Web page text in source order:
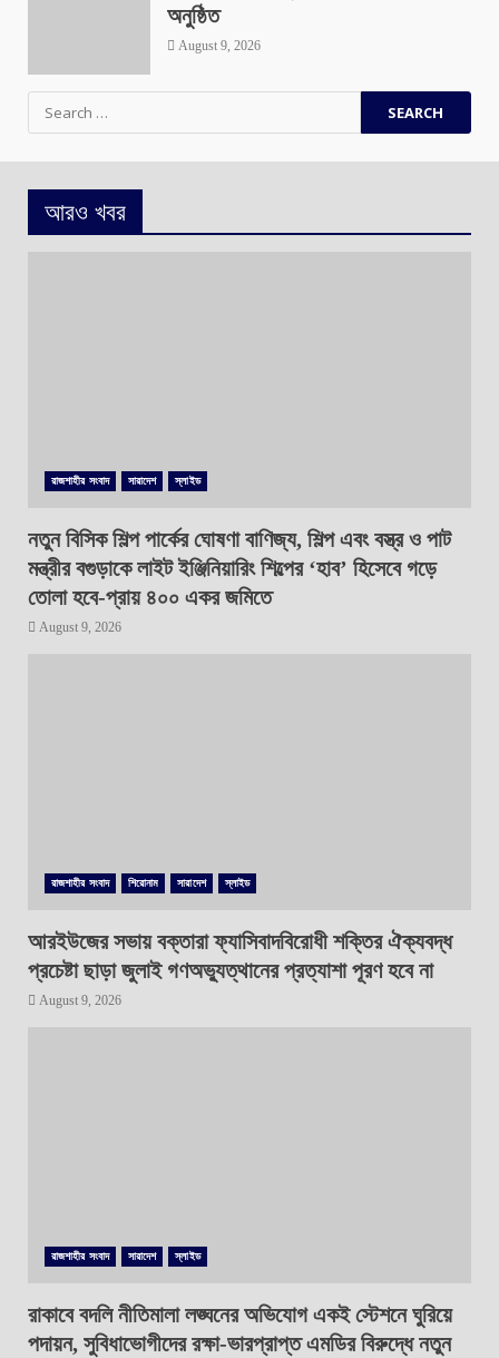
অনুষ্ঠিত
August 9, 2026
for:
আরও খবর
রাজশাহীর সংবাদ সারাদেশ স্লাইড
নতুন বিসিক শিল্প পার্কের ঘোষণা বাণিজ্য, শিল্প এবং বস্ত্র ও পাট
মন্ত্রীর বগুড়াকে লাইট ইঞ্জিনিয়ারিং শিল্পের ‘হাব’ হিসেবে গড়ে
তোলা হবে-প্রায় ৪০০ একর জমিতে
August 9, 2026
রাজশাহীর সংবাদ শিরোনাম সারাদেশ স্লাইড
আরইউজের সভায় বক্তারা ফ্যাসিবাদবিরোধী শক্তির ঐক্যবদ্ধ
প্রচেষ্টা ছাড়া জুলাই গণঅভ্যুত্থানের প্রত্যাশা পূরণ হবে না
August 9, 2026
রাজশাহীর সংবাদ সারাদেশ স্লাইড
রাকাবে বদলি নীতিমালা লঙ্ঘনের অভিযোগ একই স্টেশনে ঘুরিয়ে
পদায়ন, সুবিধাভোগীদের রক্ষা-ভারপ্রাপ্ত এমডির বিরুদ্ধে নতুন